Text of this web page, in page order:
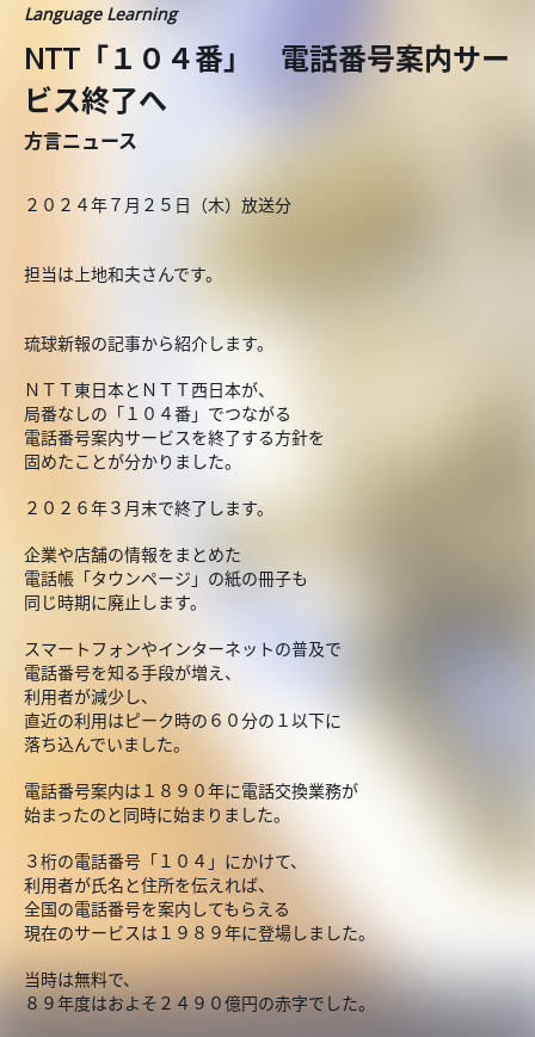
Language Learning
NTT「１０４番」 電話番号案内サー
ビス終了へ
方言ニュース
２０２４年７月２５日（木）放送分
担当は上地和夫さんです。
琉球新報の記事から紹介します。
ＮＴＴ東日本とＮＴＴ西日本が、
局番なしの「１０４番」でつながる
電話番号案内サービスを終了する方針を
固めたことが分かりました。
２０２６年３月末で終了します。
企業や店舗の情報をまとめた
電話帳「タウンページ」の紙の冊子も
同じ時期に廃止します。
スマートフォンやインターネットの普及で
電話番号を知る手段が増え、
利用者が減少し、
直近の利用はピーク時の６０分の１以下に
落ち込んでいました。
電話番号案内は１８９０年に電話交換業務が
始まったのと同時に始まりました。
３桁の電話番号「１０４」にかけて、
利用者が氏名と住所を伝えれば、
全国の電話番号を案内してもらえる
現在のサービスは１９８９年に登場しました。
当時は無料で、
８９年度はおよそ２４９０億円の赤字でした。